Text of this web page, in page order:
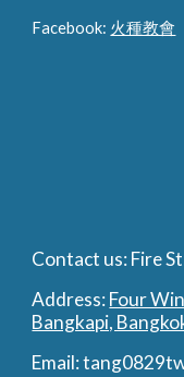
Facebook: 火種教會
Contact us: Fire
Address:Four
Bangkapi,
Email: